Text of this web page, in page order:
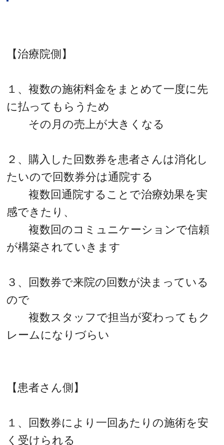
【治療院側】
１、複数の施術料金をまとめて一度に先
に払ってもらうため
その月の売上が大きくなる
２、購入した回数券を患者さんは消化し
たいので回数券分は通院する
複数回通院することで治療効果を実
感できたり、
複数回のコミュニケーションで信頼
が構築されていきます
３、回数券で来院の回数が決まっている
ので
複数スタッフで担当が変わってもク
レームになりづらい
【患者さん側】
１、回数券により一回あたりの施術を安
く受けられる